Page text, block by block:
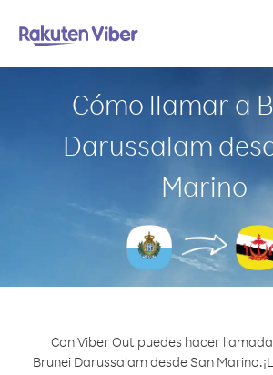
Cómo llamar a
Darussalam
Marino
Con Viber Out puedes hacer
Brunei Darussalam desde San Marino.